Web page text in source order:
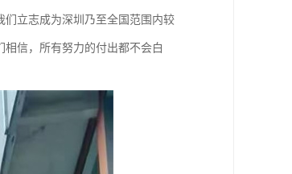
们立志成为深圳乃至全国范围内较
信，所有努力的付出都不会白